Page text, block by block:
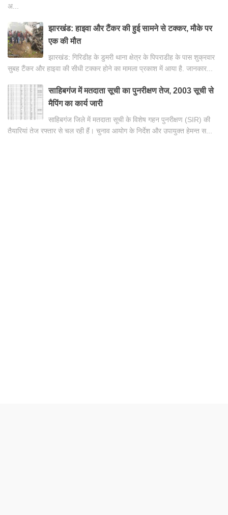
अ...
झारखंड: हाइवा और टैंकर की हुई सामने से टक्कर, मौके पर
एक की मौत
झारखंड: गिरिडीह के डुमरी थाना क्षेत्र के पिपराडीह के पास शुक्रवार
सुबह टैंकर और हाइवा की सीधी टक्कर होने का मामला प्रकाश में आया है. जानकार...
साहिबगंज में मतदाता सूची का पुनरीक्षण तेज, 2003 सूची से
मैपिंग का कार्य जारी
साहिबगंज जिले में मतदाता सूची के विशेष गहन पुनरीक्षण (SIR) की
तैयारियां तेज रफ्तार से चल रही हैं। चुनाव आयोग के निर्देश और उपायुक्त हेमन्त स...